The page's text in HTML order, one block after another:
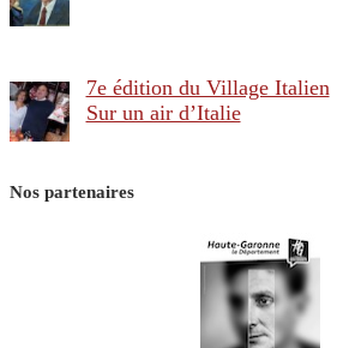
7e édition du Village Italien
Sur un air d’Italie
Nos partenaires